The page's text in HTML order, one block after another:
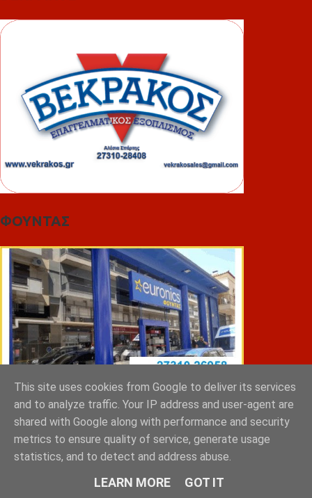
ΦΟΥΝΤΑΣ
ΣΠΥΡΑΚΗΣ ΠΑΝΑΓΙΩΤΗΣ & YIOI ΣΠΑΡΤΗ
This site uses cookies from Google to deliver its services
and to analyze traffic. Your IP address and user-agent are
shared with Google along with performance and security
metrics to ensure quality of service, generate usage
statistics, and to detect and address abuse.
LEARN MORE GOT IT